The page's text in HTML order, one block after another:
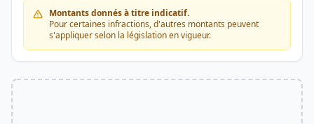
Montants donnés à titre indicatif.
Pour certaines infractions, d'autres montants peuvent
s'appliquer selon la législation en vigueur.